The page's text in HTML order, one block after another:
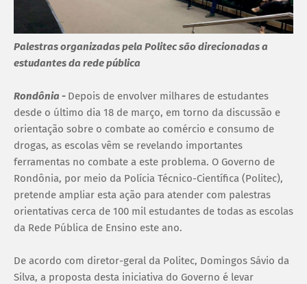
Palestras organizadas pela Politec são direcionadas a
estudantes da rede pública
Rondônia - Depois de envolver milhares de estudantes
desde o último dia 18 de março, em torno da discussão e
orientação sobre o combate ao comércio e consumo de
drogas, as escolas vêm se revelando importantes
ferramentas no combate a este problema. O Governo de
Rondônia, por meio da Polícia Técnico-Científica (Politec),
pretende ampliar esta ação para atender com palestras
orientativas cerca de 100 mil estudantes de todas as escolas
da Rede Pública de Ensino este ano.
De acordo com diretor-geral da Politec, Domingos Sávio da
Silva, a proposta desta iniciativa do Governo é levar